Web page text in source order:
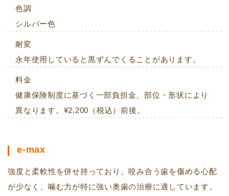
色調
シルバー色
耐変
永年使用していると黒ずんでくることがあります。
料金
健康保険制度に基づく一部負担金、部位・形状により
異なります。¥2,200（税込）前後。
e-max
強度と柔軟性を併せ持っており、咬み合う歯を傷める心配
が少なく、噛む力が特に強い奥歯の治療に適しています。